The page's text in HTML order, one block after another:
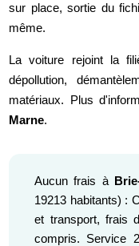
sur place, sortie du
même.
La voiture rejoint la
dépollution,
matériaux. Plus
Marne.
Aucun frais à
19213 habitants) :
et transport, frais
compris. Service